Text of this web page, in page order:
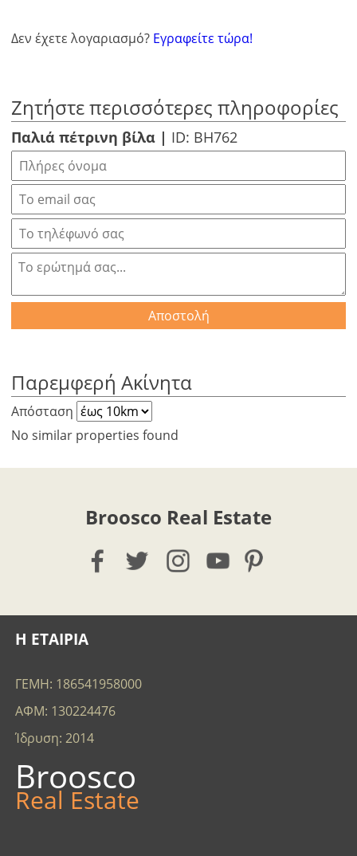
Δεν έχετε λογαριασμό? Εγραφείτε τώρα!
Ζητήστε περισσότερες πληροφορίες
Παλιά πέτρινη βίλα | ID: BH762
Αποστολή
Παρεμφερή Ακίνητα
Απόσταση
No similar properties found
Broosco Real Estate
Η ΕΤΑΙΡΙΑ
ΓΕΜΗ: 186541958000
ΑΦΜ: 130224476
Ίδρυση: 2014
Broosco
Real Estate